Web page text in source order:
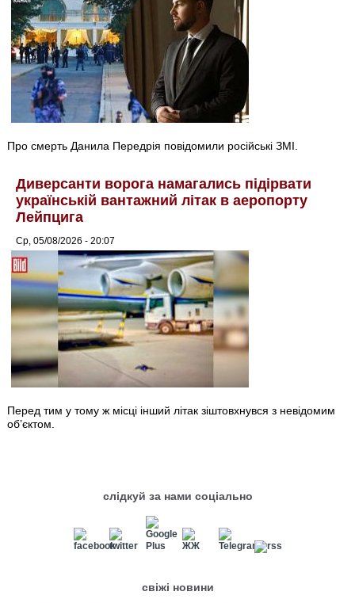
Про смерть Данила Передрія повідомили російські ЗМІ.
Диверсанти ворога намагались підірвати
українській вантажний літак в аеропорту
Лейпцига
Ср, 05/08/2026 - 20:07
Перед тим у тому ж місці інший літак зіштовхнувся з невідомим
об’єктом.
слідкуй за нами соціально
свіжі новини